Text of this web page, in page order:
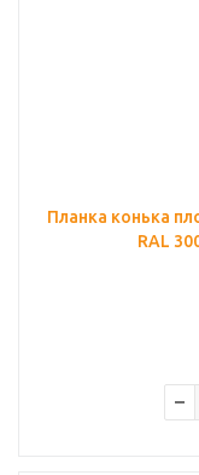
Планка конька
RAL